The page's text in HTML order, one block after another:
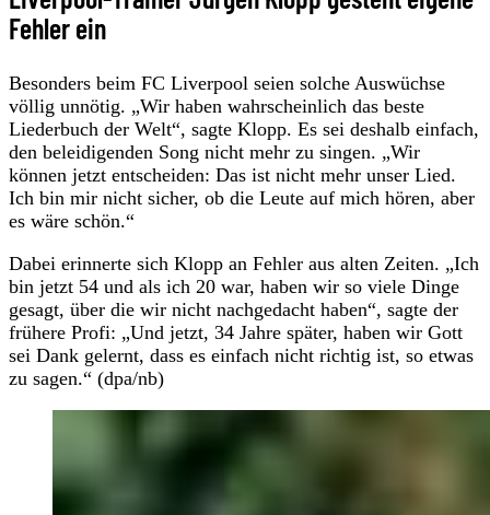
Fehler ein
Besonders beim FC Liverpool seien solche Auswüchse
völlig unnötig. „Wir haben wahrscheinlich das beste
Liederbuch der Welt“, sagte Klopp. Es sei deshalb einfach,
den beleidigenden Song nicht mehr zu singen. „Wir
können jetzt entscheiden: Das ist nicht mehr unser Lied.
Ich bin mir nicht sicher, ob die Leute auf mich hören, aber
es wäre schön.“
Dabei erinnerte sich Klopp an Fehler aus alten Zeiten. „Ich
bin jetzt 54 und als ich 20 war, haben wir so viele Dinge
gesagt, über die wir nicht nachgedacht haben“, sagte der
frühere Profi: „Und jetzt, 34 Jahre später, haben wir Gott
sei Dank gelernt, dass es einfach nicht richtig ist, so etwas
zu sagen.“ (dpa/nb)